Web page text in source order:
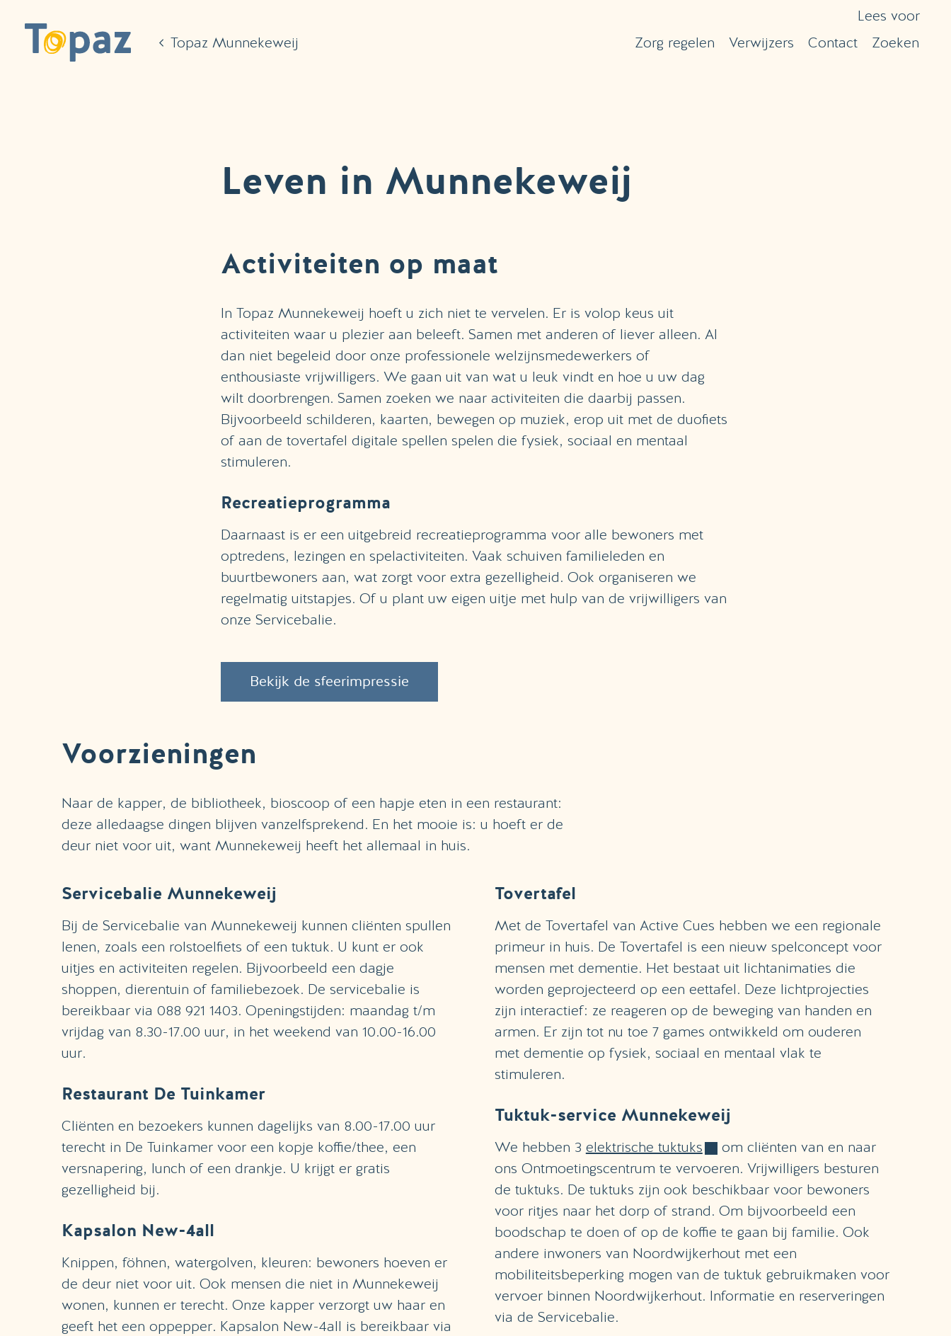
Topaz Munnekeweij
Lees voor
Zorg regelen
Verwijzers Contact Zoeken
Leven in Munnekeweij
Activiteiten op maat
In Topaz Munnekeweij hoeft u zich niet te vervelen. Er is volop keus uit
activiteiten waar u plezier aan beleeft. Samen met anderen of liever alleen. Al
dan niet begeleid door onze professionele welzijnsmedewerkers of
enthousiaste vrijwilligers. We gaan uit van wat u leuk vindt en hoe u uw dag
wilt doorbrengen. Samen zoeken we naar activiteiten die daarbij passen.
Bijvoorbeeld schilderen, kaarten, bewegen op muziek, erop uit met de duofiets
of aan de tovertafel digitale spellen spelen die fysiek, sociaal en mentaal
stimuleren.
Recreatieprogramma
Daarnaast is er een uitgebreid recreatieprogramma voor alle bewoners met
optredens, lezingen en spelactiviteiten. Vaak schuiven familieleden en
buurtbewoners aan, wat zorgt voor extra gezelligheid. Ook organiseren we
regelmatig uitstapjes. Of u plant uw eigen uitje met hulp van de vrijwilligers van
onze Servicebalie.
Bekijk de sfeerimpressie
Voorzieningen
Naar de kapper, de bibliotheek, bioscoop of een hapje eten in een restaurant:
deze alledaagse dingen blijven vanzelfsprekend. En het mooie is: u hoeft er de
deur niet voor uit, want Munnekeweij heeft het allemaal in huis.
Servicebalie Munnekeweij
Bij de Servicebalie van Munnekeweij kunnen cliënten spullen
lenen, zoals een rolstoelfiets of een tuktuk. U kunt er ook
uitjes en activiteiten regelen. Bijvoorbeeld een dagje
shoppen, dierentuin of familiebezoek. De servicebalie is
bereikbaar via 088 921 1403. Openingstijden: maandag t/m
vrijdag van 8.30-17.00 uur, in het weekend van 10.00-16.00
uur.
Restaurant De Tuinkamer
Cliënten en bezoekers kunnen dagelijks van 8.00-17.00 uur
terecht in De Tuinkamer voor een kopje koffie/thee, een
versnapering, lunch of een drankje. U krijgt er gratis
gezelligheid bij.
Kapsalon New-4all
Knippen, föhnen, watergolven, kleuren: bewoners hoeven er
de deur niet voor uit. Ook mensen die niet in Munnekeweij
wonen, kunnen er terecht. Onze kapper verzorgt uw haar en
geeft het een oppepper. Kapsalon New-4all is bereikbaar via
Tovertafel
Met de Tovertafel van Active Cues hebben we een regionale
primeur in huis. De Tovertafel is een nieuw spelconcept voor
mensen met dementie. Het bestaat uit lichtanimaties die
worden geprojecteerd op een eettafel. Deze lichtprojecties
zijn interactief: ze reageren op de beweging van handen en
armen. Er zijn tot nu toe 7 games ontwikkeld om ouderen
met dementie op fysiek, sociaal en mentaal vlak te
stimuleren.
Tuktuk-service Munnekeweij
We hebben 3 elektrische tuktuks
om cliënten van en naar
ons Ontmoetingscentrum te vervoeren. Vrijwilligers besturen
de tuktuks. De tuktuks zijn ook beschikbaar voor bewoners
voor ritjes naar het dorp of strand. Om bijvoorbeeld een
boodschap te doen of op de koffie te gaan bij familie. Ook
andere inwoners van Noordwijkerhout met een
mobiliteitsbeperking mogen van de tuktuk gebruikmaken voor
vervoer binnen Noordwijkerhout. Informatie en reserveringen
via de Servicebalie.